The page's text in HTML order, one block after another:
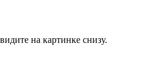
на картинке снизу.